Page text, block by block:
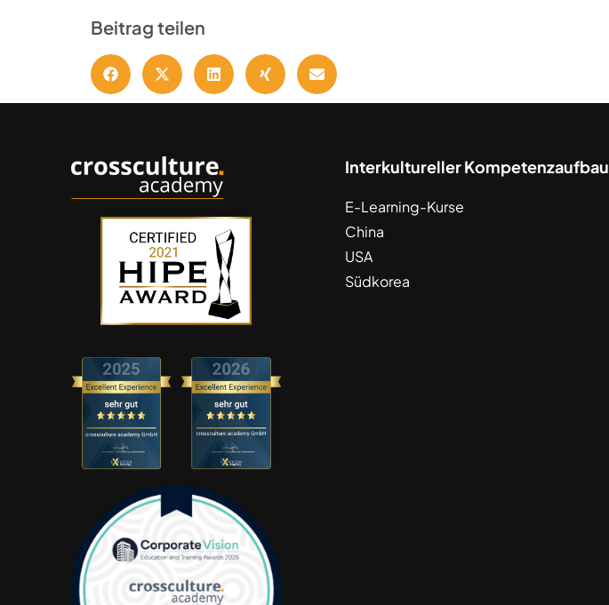
Beitrag teilen
Interkultureller Kompetenzaufbau
E-Learning-Kurse
China
USA
Südkorea